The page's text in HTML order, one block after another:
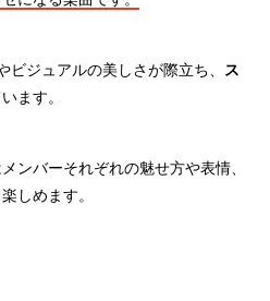
ジュアルの美しさが際立ち、
ス
ます。
ンバーそれぞれの魅せ方や表情、
しめます。